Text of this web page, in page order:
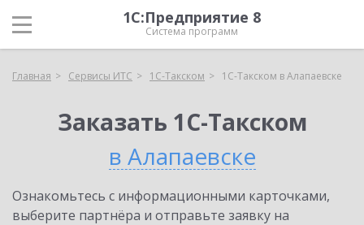
1С:Предприятие 8
Система программ
Главная Сервисы ИТС 1С-Такском 1С-Такском в Алапаевске
Заказать 1С-Такском
в Алапаевске
Ознакомьтесь с информационными карточками,
выберите партнёра и отправьте заявку на